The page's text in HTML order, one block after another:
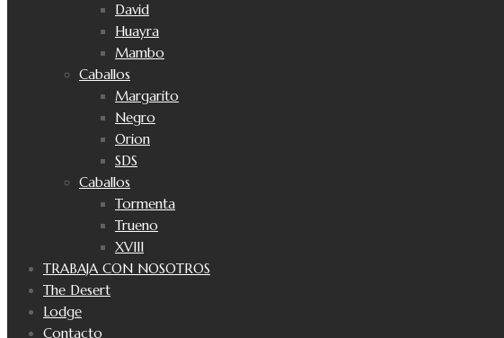
David
Huayra
Mambo
Caballos
Margarito
Negro
Orion
SDS
Caballos
Tormenta
Trueno
XVIII
TRABAJA CON NOSOTROS
The Desert
Lodge
Contacto